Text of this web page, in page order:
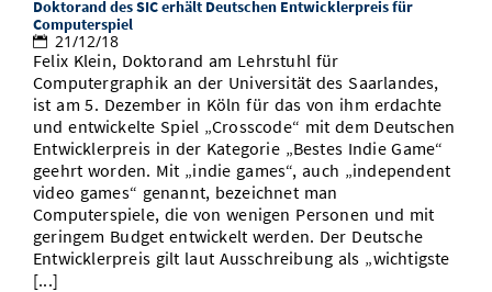
Doktorand des SIC erhält Deutschen Entwicklerpreis für
Computerspiel
21/12/18
Felix Klein, Doktorand am Lehrstuhl für
Computergraphik an der Universität des Saarlandes,
ist am 5. Dezember in Köln für das von ihm erdachte
und entwickelte Spiel „Crosscode“ mit dem Deutschen
Entwicklerpreis in der Kategorie „Bestes Indie Game“
geehrt worden. Mit „indie games“, auch „independent
video games“ genannt, bezeichnet man
Computerspiele, die von wenigen Personen und mit
geringem Budget entwickelt werden. Der Deutsche
Entwicklerpreis gilt laut Ausschreibung als „wichtigste
[...]